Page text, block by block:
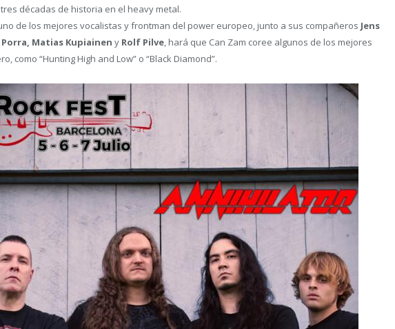
décadas de historia en el heavy metal.
de los mejores vocalistas y frontman del power europeo, junto a sus compañeros Jens
Matias Kupiainen y Rolf Pilve, hará que Can Zam coree algunos de los mejores
como “Hunting High and Low” o “Black Diamond”.